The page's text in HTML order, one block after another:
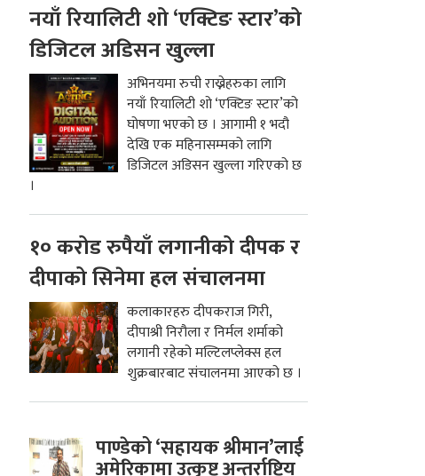
नयाँ रियालिटी शो ‘एक्टिङ स्टार’को
डिजिटल अडिसन खुल्ला
अभिनयमा रुची राख्नेहरुका लागि
नयाँ रियालिटी शो ‘एक्टिङ स्टार’को
घोषणा भएको छ । आगामी १ भदौ
देखि एक महिनासम्मको लागि
डिजिटल अडिसन खुल्ला गरिएको छ
।
१० करोड रुपैयाँ लगानीको दीपक र
दीपाको सिनेमा हल संचालनमा
कलाकारहरु दीपकराज गिरी,
दीपाश्री निरौला र निर्मल शर्माको
लगानी रहेको मल्टिलप्लेक्स हल
शुक्रबारबाट संचालनमा आएको छ ।
पाण्डेको ‘सहायक श्रीमान’लाई
अमेरिकामा उत्कृष्ट अन्तर्राष्ट्रिय